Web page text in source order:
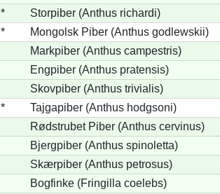
*
Storpiber (Anthus richardi)
*
Mongolsk Piber (Anthus godlewskii)
Markpiber (Anthus campestris)
Engpiber (Anthus pratensis)
Skovpiber (Anthus trivialis)
*
Tajgapiber (Anthus hodgsoni)
Rødstrubet Piber (Anthus cervinus)
Bjergpiber (Anthus spinoletta)
Skærpiber (Anthus petrosus)
Bogfinke (Fringilla coelebs)